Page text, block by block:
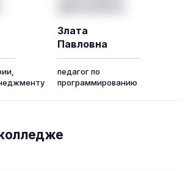
Злата
Павловна
педагог по
программированию